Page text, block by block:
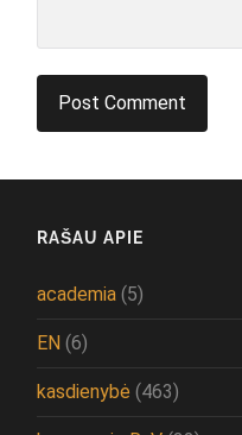
RAŠAU APIE
academia (5)
EN (6)
kasdienybė (463)